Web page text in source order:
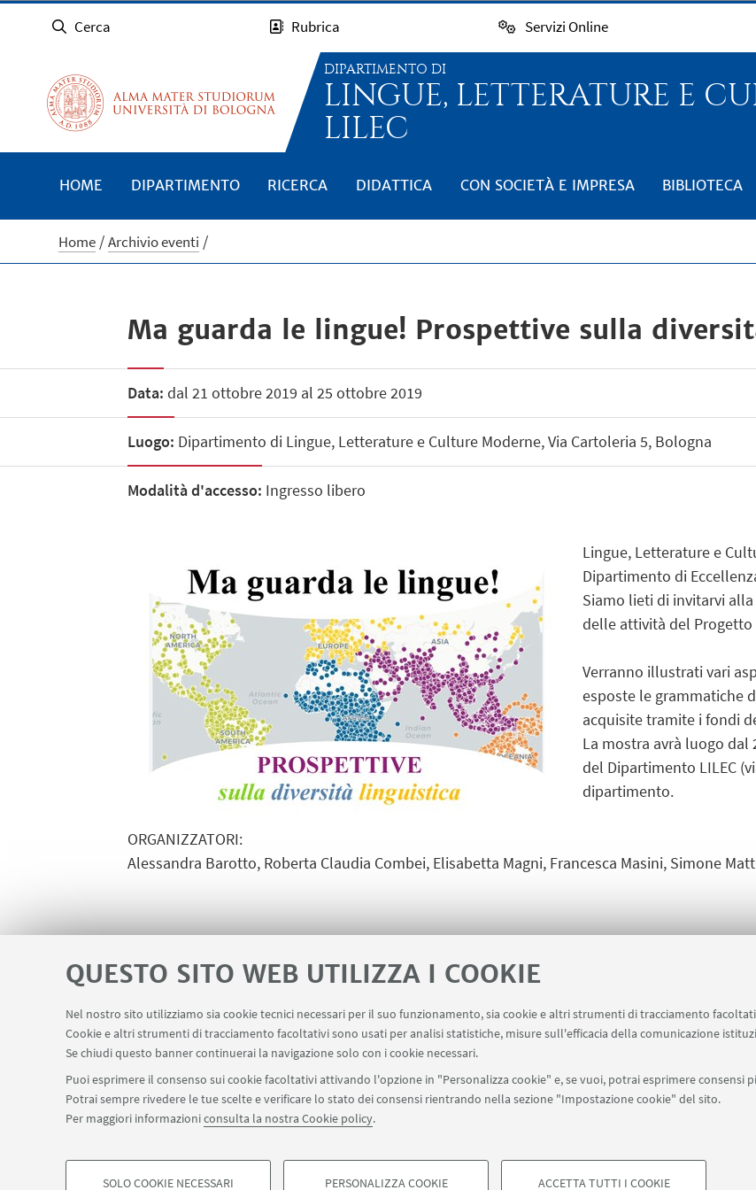
QUESTO SITO WEB UTILIZZA I COOKIE
Nel nostro sito utilizziamo sia cookie tecnici necessari per il suo funzionamento, sia cookie e altri strumenti di tracciamento
Cookie e altri strumenti di tracciamento facoltativi sono usati per analisi statistiche, misure sull'efficacia della comunicazione
Se chiudi questo banner continuerai la navigazione solo con i cookie necessari.
Puoi esprimere il consenso sui cookie facoltativi attivando l'opzione in "Personalizza cookie" e, se vuoi, potrai esprimere consensi
Potrai sempre rivedere le tue scelte e verificare lo stato dei consensi rientrando nella sezione "Impostazione cookie" del sito.
Per maggiori informazioniconsulta la nostra Cookie policy.
SOLO COOKIE NECESSARI PERSONALIZZA COOKIE ACCETTA TUTTI I COOKIE
Cerca Rubrica Servizi Online
DIPARTIMENTO DI
LINGUE, LETTERATURE E
LILEC
HOME DIPARTIMENTO RICERCA DIDATTICA CON SOCIETÀ E IMPRESA BIBLIOTECA
Home Archivio eventi
Ma guarda le lingue! Prospettive sulla
Data: dal 21 ottobre 2019 al 25 ottobre 2019
Luogo: Dipartimento di Lingue, Letterature e Culture Moderne, Via Cartoleria 5, Bologna
Modalità d'accesso: Ingresso libero
Lingue, Letterature e
Dipartimento di
Siamo lieti di invitarvi
delle attività del Progetto
Verranno illustrati vari
esposte le grammatiche
acquisite tramite i fondi
La mostra avrà luogo dal
del Dipartimento LILEC
dipartimento.
ORGANIZZATORI:
Alessandra Barotto, Roberta Claudia Combei, Elisabetta Magni, Francesca Masini, Simone
LINK UTILI Servizi interni Area riservata Segnala un evento Contatti
SEGUI IL DIPARTIMENTO SU: SEGUI UNIBO SU:
©Copyright 2026 - ALMA MATER STUDIORUM - Università di Bologna - Via Zamboni, 33 - 40126 Bologna - PI: 01131710376 - CF:
Note legali Informazioni sul sito e accessibilità Impostazioni Cookie